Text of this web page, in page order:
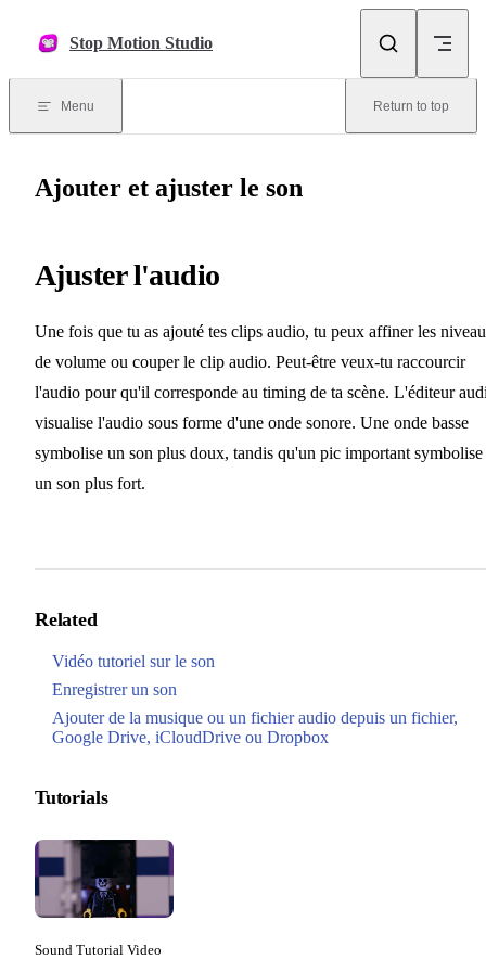
Stop Motion Studio
Menu Return to top
Ajouter et ajuster le son
Ajuster l'audio
Une fois que tu as ajouté tes clips audio, tu peux affiner les
de volume ou couper le clip audio. Peut-être veux-tu raccourcir
l'audio pour qu'il corresponde au timing de ta scène. L'éditeur
visualise l'audio sous forme d'une onde sonore. Une onde basse
symbolise un son plus doux, tandis qu'un pic important symbolise
un son plus fort.
Related
Vidéo tutoriel sur le son
Enregistrer un son
Ajouter de la musique ou un fichier audio depuis un fichier,
Google Drive, iCloudDrive ou Dropbox
Tutorials
Sound Tutorial Video